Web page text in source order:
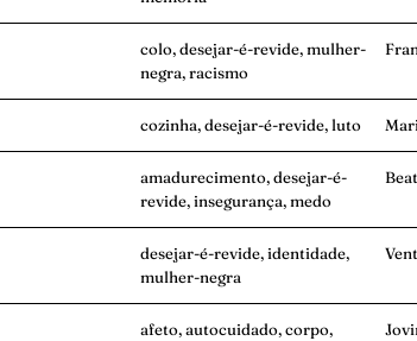
colo, desejar-é-revide, mulher-
negra, racismo
cozinha, desejar-é-revide, luto
amadurecimento, desejar-é-
revide, insegurança, medo
desejar-é-revide, identidade,
mulher-negra
afeto, autocuidado, corpo,